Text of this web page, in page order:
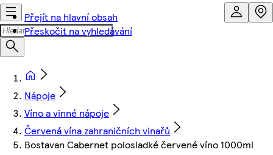
Přejít na hlavní obsah
Přeskočit na vyhledávání
Nápoje
Víno a vinné nápoje
Červená vína zahraničních vinařů
Bostavan Cabernet polosladké červené víno 1000ml